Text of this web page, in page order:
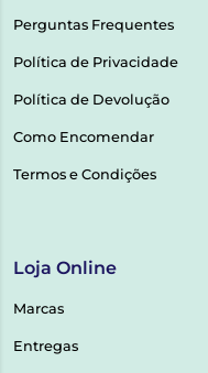
Perguntas Frequentes
Política de Privacidade
Política de Devolução
Como Encomendar
Termos e Condições
Loja Online
Marcas
Entregas